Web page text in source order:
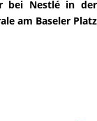
bei Nestlé in der
am Baseler Platz